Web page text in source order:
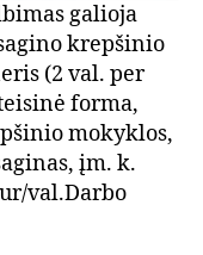
galioja
krepšinio
(2 val. per
forma,
mokyklos,
įm. k.
val.Darbo